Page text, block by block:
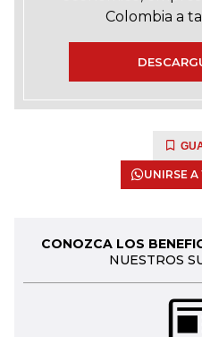
Colombia a
UNIRSE
CONOZCA LOS
NUESTROS